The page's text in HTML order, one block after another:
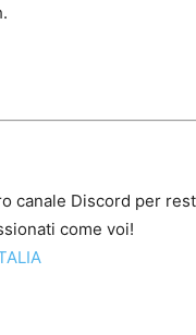
canale Discord per
come voi!